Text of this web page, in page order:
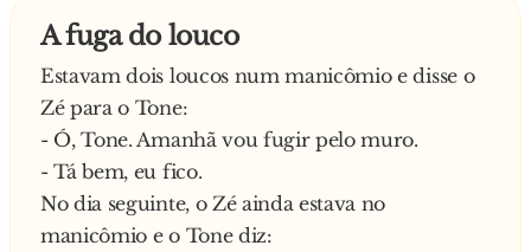
de novo o contador de quilometragem em
50.000 Km. Alguns dias mais tarde, a amiga
encontra a loira e pergunta-lhe:
-Então conseguiste vender o carro?
E a loira:
- Estás doida? Agora que ele só tem 50.000 Km,
eu fico com ele!
A fuga do louco
Estavam dois loucos num manicômio e disse o
Zé para o Tone:
- Ó, Tone. Amanhã vou fugir pelo muro.
- Tá bem, eu fico.
No dia seguinte, o Zé ainda estava no
manicômio e o Tone diz: